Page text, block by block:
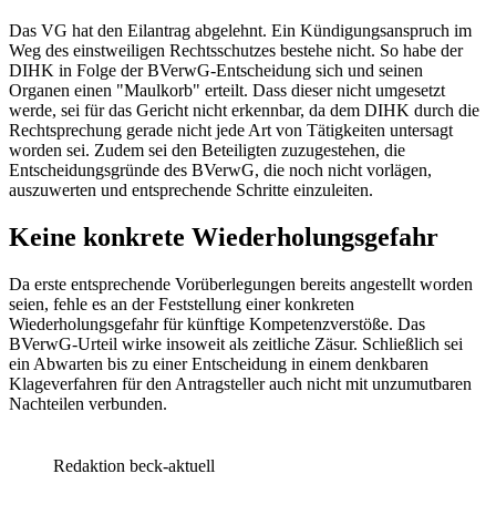
Das VG hat den Eilantrag abgelehnt. Ein Kündigungsanspruch im
Weg des einstweiligen Rechtsschutzes bestehe nicht. So habe der
DIHK in Folge der BVerwG-Entscheidung sich und seinen
Organen einen "Maulkorb" erteilt. Dass dieser nicht umgesetzt
werde, sei für das Gericht nicht erkennbar, da dem DIHK durch die
Rechtsprechung gerade nicht jede Art von Tätigkeiten untersagt
worden sei. Zudem sei den Beteiligten zuzugestehen, die
Entscheidungsgründe des BVerwG, die noch nicht vorlägen,
auszuwerten und entsprechende Schritte einzuleiten.
Keine konkrete Wiederholungsgefahr
Da erste entsprechende Vorüberlegungen bereits angestellt worden
seien, fehle es an der Feststellung einer konkreten
Wiederholungsgefahr für künftige Kompetenzverstöße. Das
BVerwG-Urteil wirke insoweit als zeitliche Zäsur. Schließlich sei
ein Abwarten bis zu einer Entscheidung in einem denkbaren
Klageverfahren für den Antragsteller auch nicht mit unzumutbaren
Nachteilen verbunden.
Redaktion beck-aktuell